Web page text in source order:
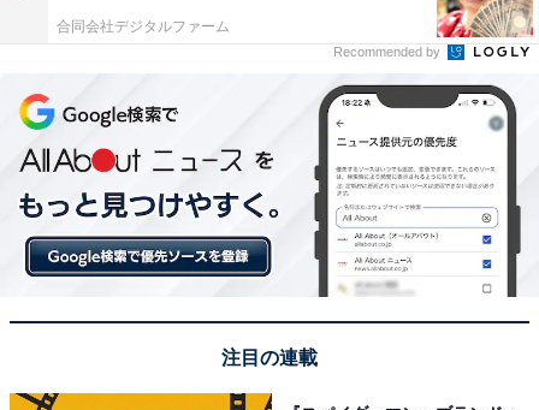
こちらもおすすめ
合同会社デジタルファーム
Recommended by
注目の連載